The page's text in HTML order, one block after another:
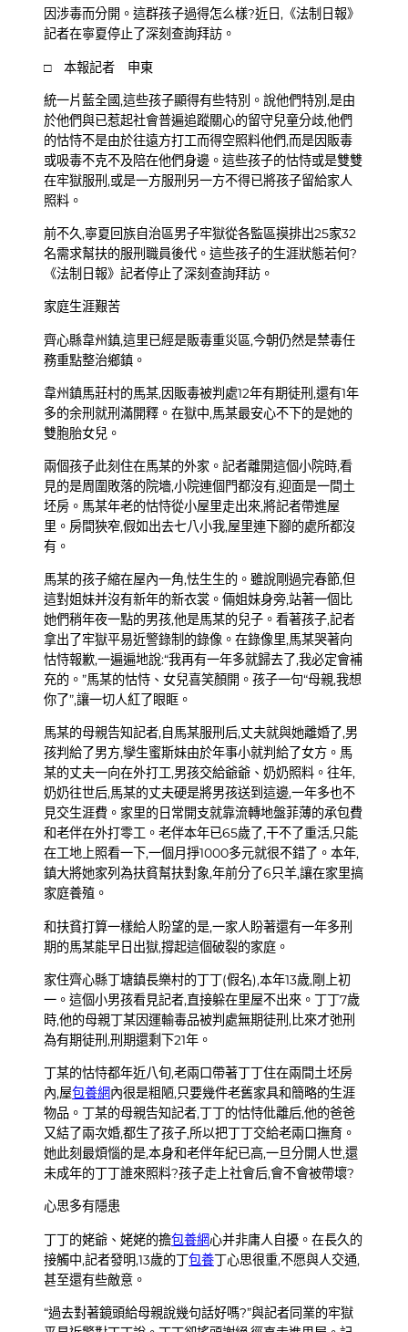
因涉毒而分開。這群孩子過得怎么樣?近日,《法制日報》
記者在寧夏停止了深刻查詢拜訪。
□ 本報記者 申東
統一片藍全國,這些孩子顯得有些特別。說他們特別,是由
於他們與已惹起社會普遍追蹤關心的留守兒童分歧,他們
的怙恃不是由於往遠方打工而得空照料他們,而是因販毒
或吸毒不克不及陪在他們身邊。這些孩子的怙恃或是雙雙
在牢獄服刑,或是一方服刑另一方不得已將孩子留給家人
照料。
前不久,寧夏回族自治區男子牢獄從各監區摸排出25家32
名需求幫扶的服刑職員後代。這些孩子的生涯狀態若何?
《法制日報》記者停止了深刻查詢拜訪。
家庭生涯艱苦
齊心縣韋州鎮,這里已經是販毒重災區,今朝仍然是禁毒任
務重點整治鄉鎮。
韋州鎮馬莊村的馬某,因販毒被判處12年有期徒刑,還有1年
多的余刑就刑滿開釋。在獄中,馬某最安心不下的是她的
雙胞胎女兒。
兩個孩子此刻住在馬某的外家。記者離開這個小院時,看
見的是周圍敗落的院墻,小院連個門都沒有,迎面是一間土
坯房。馬某年老的怙恃從小屋里走出來,將記者帶進屋
里。房間狹窄,假如出去七八小我,屋里連下腳的處所都沒
有。
馬某的孩子縮在屋內一角,怯生生的。雖說剛過完春節,但
這對姐妹并沒有新年的新衣裳。倆姐妹身旁,站著一個比
她們稍年夜一點的男孩,他是馬某的兒子。看著孩子,記者
拿出了牢獄平易近警錄制的錄像。在錄像里,馬某哭著向
怙恃報歉,一遍遍地說:“我再有一年多就歸去了,我必定會補
充的。”馬某的怙恃、女兒喜笑顏開。孩子一句“母親,我想
你了”,讓一切人紅了眼眶。
馬某的母親告知記者,自馬某服刑后,丈夫就與她離婚了,男
孩判給了男方,孿生蜜斯妹由於年事小就判給了女方。馬
某的丈夫一向在外打工,男孩交給爺爺、奶奶照料。往年,
奶奶往世后,馬某的丈夫硬是將男孩送到這邊,一年多也不
見交生涯費。家里的日常開支就靠流轉地盤菲薄的承包費
和老伴在外打零工。老伴本年已65歲了,干不了重活,只能
在工地上照看一下,一個月掙1000多元就很不錯了。本年,
鎮大將她家列為扶貧幫扶對象,年前分了6只羊,讓在家里搞
家庭養殖。
和扶貧打算一樣給人盼望的是,一家人盼著還有一年多刑
期的馬某能早日出獄,撐起這個破裂的家庭。
家住齊心縣丁塘鎮長樂村的丁丁(假名),本年13歲,剛上初
一。這個小男孩看見記者,直接躲在里屋不出來。丁丁7歲
時,他的母親丁某因運輸毒品被判處無期徒刑,比來才弛刑
為有期徒刑,刑期還剩下21年。
丁某的怙恃都年近八旬,老兩口帶著丁丁住在兩間土坯房
內,屋包養網內很是粗陋,只要幾件老舊家具和簡略的生涯
物品。丁某的母親告知記者,丁丁的怙恃仳離后,他的爸爸
又結了兩次婚,都生了孩子,所以把丁丁交給老兩口撫育。
她此刻最煩惱的是,本身和老伴年紀已高,一旦分開人世,還
未成年的丁丁誰來照料?孩子走上社會后,會不會被帶壞?
心思多有隱患
丁丁的姥爺、姥姥的擔包養網心并非庸人自擾。在長久的
接觸中,記者發明,13歲的丁包養丁心思很重,不愿與人交通,
甚至還有些敵意。
“過去對著鏡頭給母親說幾句話好嗎?”與記者同業的牢獄